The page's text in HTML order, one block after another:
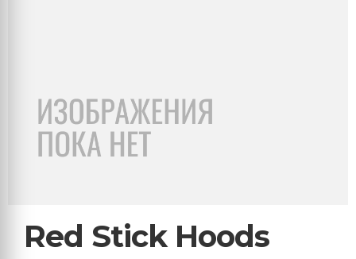
Red Stick Hoods